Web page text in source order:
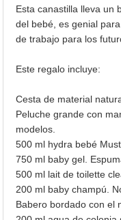
Esta canastilla lleva un
del bebé, es genial
de trabajo para los
Este regalo incluye:
Cesta de material
Peluche grande con
modelos.
500 ml hydra bebé
750 ml baby gel.
500 ml lait de toilette
200 ml baby champú.
Babero bordado con el